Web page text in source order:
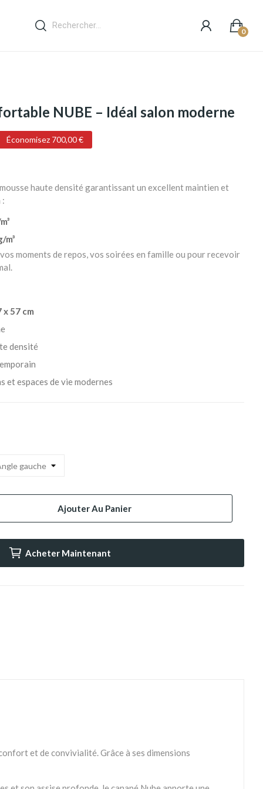
0
NUBE – Idéal salon moderne
Économisez 700,00 €
haute densité garantissant un excellent maintien et
:
m³
moments de repos, vos soirées en famille ou pour recevoir
x 57 cm
densité
et espaces de vie modernes
Ajouter Au Panier
Acheter Maintenant
et de convivialité. Grâce à ses dimensions